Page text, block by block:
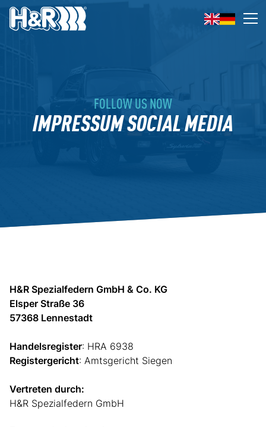
Zum Inhalt springen
FOLLOW US NOW
IMPRESSUM SOCIAL MEDIA
H&R Spezialfedern GmbH & Co. KG
Elsper Straße 36
57368 Lennestadt
Handelsregister: HRA 6938
Registergericht: Amtsgericht Siegen
Vertreten durch:
H&R Spezialfedern GmbH